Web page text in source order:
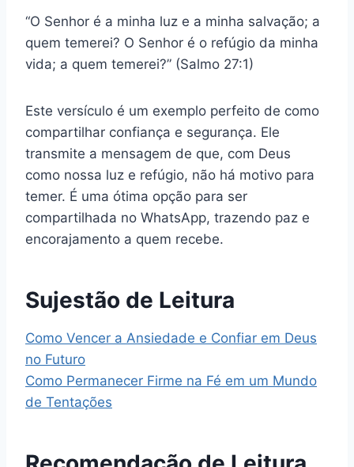
“O Senhor é a minha luz e a minha salvação; a
quem temerei? O Senhor é o refúgio da minha
vida; a quem temerei?” (Salmo 27:1)
Este versículo é um exemplo perfeito de como
compartilhar confiança e segurança. Ele
transmite a mensagem de que, com Deus
como nossa luz e refúgio, não há motivo para
temer. É uma ótima opção para ser
compartilhada no WhatsApp, trazendo paz e
encorajamento a quem recebe.
Sujestão de Leitura
Como Vencer a Ansiedade e Confiar em Deus
no Futuro
Como Permanecer Firme na Fé em um Mundo
de Tentações